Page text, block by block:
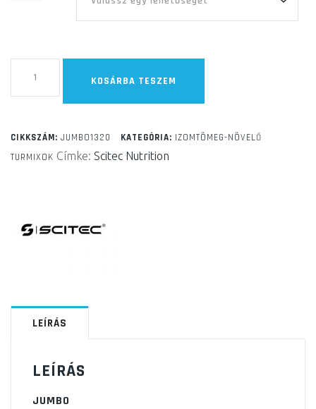
KOSÁRBA TESZEM
CIKKSZÁM: JUMBO1320 KATEGÓRIA: IZOMTÖMEG-NÖVELŐ
TURMIXOK Címke: Scitec Nutrition
LEÍRÁS
LEÍRÁS
JUMBO